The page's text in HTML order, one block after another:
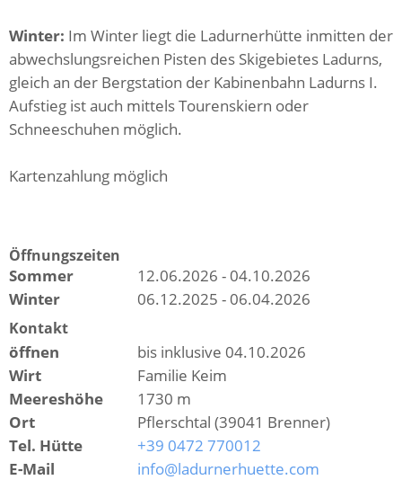
Winter: Im Winter liegt die Ladurnerhütte inmitten der
abwechslungsreichen Pisten des Skigebietes Ladurns,
gleich an der Bergstation der Kabinenbahn Ladurns I.
Aufstieg ist auch mittels Tourenskiern oder
Schneeschuhen möglich.
Kartenzahlung möglich
Öffnungszeiten
Sommer
12.06.2026 - 04.10.2026
Winter
06.12.2025 - 06.04.2026
Kontakt
öffnen
bis inklusive 04.10.2026
Wirt
Familie Keim
Meereshöhe
1730 m
Ort
Pflerschtal (39041 Brenner)
Tel. Hütte
+39 0472 770012
E-Mail
info@ladurnerhuette.com